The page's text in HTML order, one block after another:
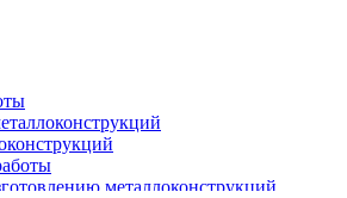
металлоконструкций